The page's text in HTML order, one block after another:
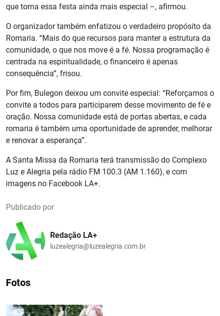
que torna essa festa ainda mais especial –, afirmou.
O organizador também enfatizou o verdadeiro propósito da
Romaria. “Mais do que recursos para manter a estrutura da
comunidade, o que nos move é a fé. Nossa programação é
centrada na espiritualidade, o financeiro é apenas
consequência”, frisou.
Por fim, Bulegon deixou um convite especial: “Reforçamos o
convite a todos para participarem desse movimento de fé e
oração. Nossa comunidade está de portas abertas, e cada
romaria é também uma oportunidade de aprender, melhorar
e renovar a esperança”.
A Santa Missa da Romaria terá transmissão do Complexo
Luz e Alegria pela rádio FM 100.3 (AM 1.160), e com
imagens no Facebook LA+.
Publicado por
Redação LA+
luzealegria@luzealegria.com.br
Fotos